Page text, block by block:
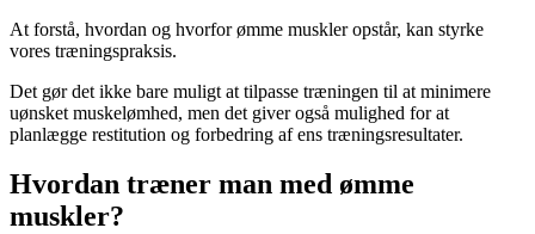
At forstå, hvordan og hvorfor ømme muskler opstår, kan styrke
vores træningspraksis.
Det gør det ikke bare muligt at tilpasse træningen til at minimere
uønsket muskelømhed, men det giver også mulighed for at
planlægge restitution og forbedring af ens træningsresultater.
Hvordan træner man med ømme
muskler?